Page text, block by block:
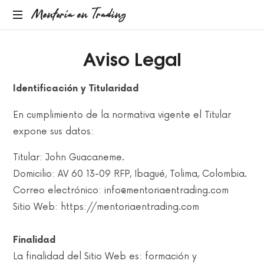
Mentoría
Mentoría en Trading
Aviso Legal
Identificación y Titularidad
En cumplimiento de la normativa vigente el Titular
expone sus datos:
Titular: John Guacaneme.
Domicilio: AV 60 13-09 RFP, Ibagué, Tolima, Colombia.
Correo electrónico: info@mentoriaentrading.com
Sitio Web: https://mentoriaentrading.com
Finalidad
La finalidad del Sitio Web es: formación y